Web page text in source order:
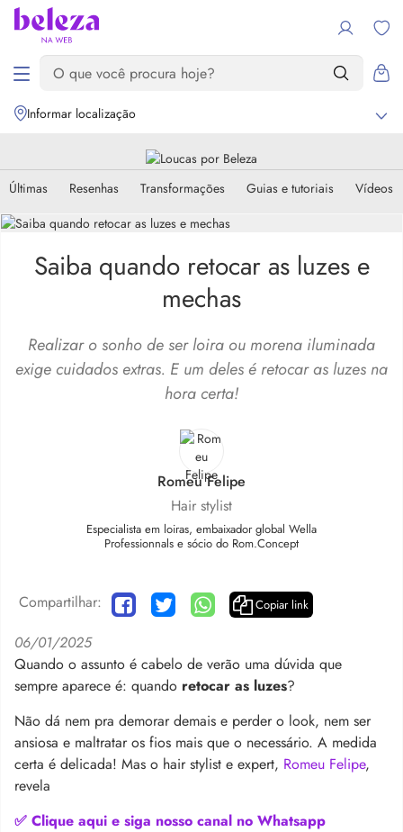
Informar localização
Últimas Resenhas Transformações Guias e tutoriais Vídeos
Saiba quando retocar as luzes e
mechas
Realizar o sonho de ser loira ou morena iluminada
exige cuidados extras. E um deles é retocar as luzes na
hora certa!
Romeu Felipe
Hair stylist
Especialista em loiras, embaixador global Wella
Professionnals e sócio do Rom.Concept
Compartilhar: Copiar link
06/01/2025
Quando o assunto é cabelo de verão uma dúvida que
sempre aparece é: quando retocar as luzes?
Não dá nem pra demorar demais e perder o look, nem ser
ansiosa e maltratar os fios mais que o necessário. A medida
certa é delicada! Mas o hair stylist e expert, Romeu Felipe,
revela
✅ Clique aqui e siga nosso canal no Whatsapp